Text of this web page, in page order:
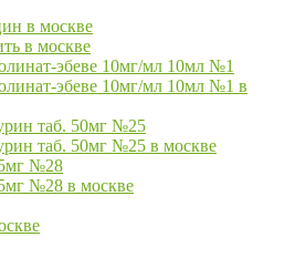
в москве
в москве
эбеве 10мг/мл 10мл №1
эбеве 10мг/мл 10мл №1 в
таб. 50мг №25
таб. 50мг №25 в москве
№28
№28 в москве